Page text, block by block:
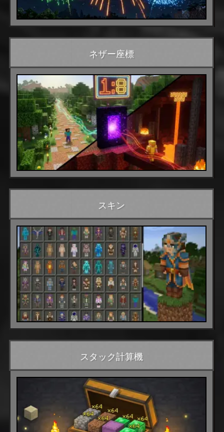
ネザー座標
スキン
スタック計算機